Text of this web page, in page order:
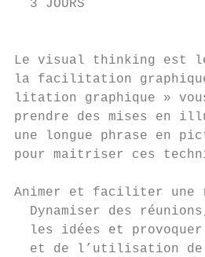
  3 JOURS
Le visual thinking est
la facilitation
litation graphique »
prendre des mises en
une longue phrase en
pour maitriser ces
Animer et faciliter une
Dynamiser des
les idées et
et de l’utilisation